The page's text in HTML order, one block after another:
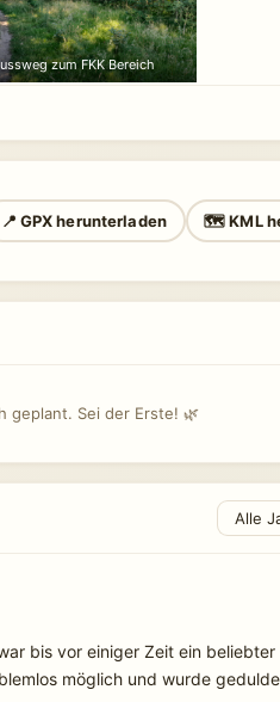
zum FKK Bereich
📍 GPX herunterladen 🗺 KML
geplant. Sei der Erste! 🌿
bis vor einiger Zeit ein beliebter
möglich und wurde